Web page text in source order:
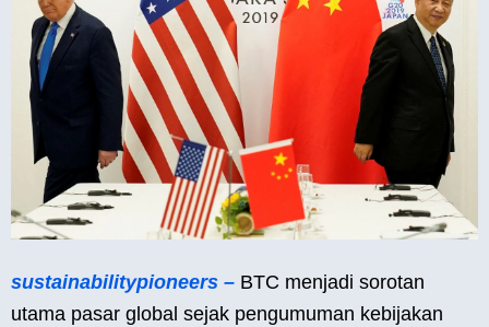
sustainabilitypioneers – BTC menjadi sorotan
utama pasar global sejak pengumuman kebijakan